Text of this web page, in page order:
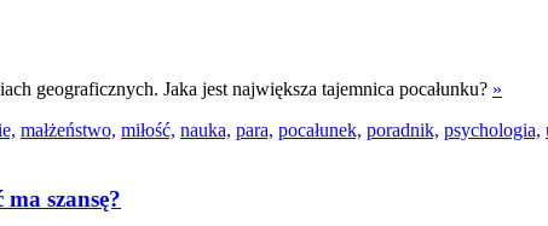
geograficznych. Jaka jest największa tajemnica pocałunku? »
małżeństwo, miłość, nauka, para, pocałunek, poradnik, psychologia,
szansę?